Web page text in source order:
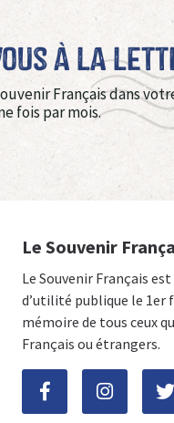
à La
Français dans
fois par mois.
Le Souvenir
Le Souvenir Français
d’utilité publique le 1er
mémoire de tous ceux
Français ou étrangers.